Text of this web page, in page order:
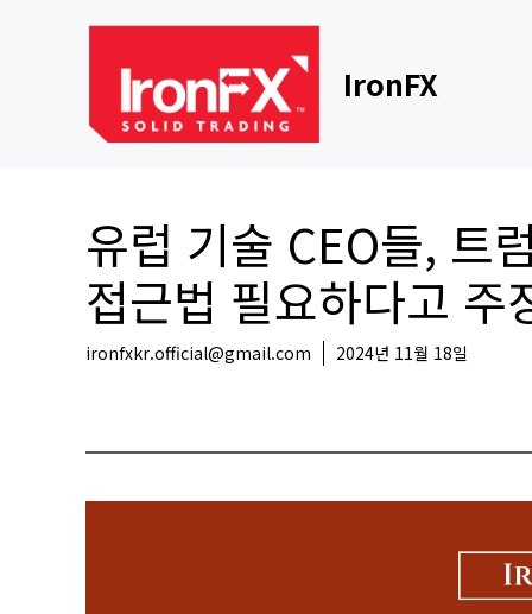
IronFX
유럽 기술 CEO들, 트
접근법 필요하다고 주
ironfxkr.official@gmail.com 2024년 11월 18일